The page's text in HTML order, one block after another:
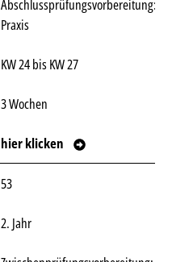
Abschlussprüfungsvorbereitung:
Praxis
KW 24 bis KW 27
3 Wochen
hier klicken
53
2. Jahr